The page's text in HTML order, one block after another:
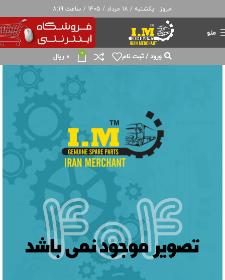
امروز : یکشنبه / 18 مرداد / 1405 / ساعت 8:19
منو
ورود / ثبت نام 0
0 ریال